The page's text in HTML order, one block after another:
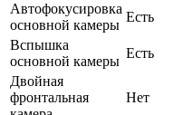
Автофокусировка
основной камеры
Есть
Вспышка
основной камеры
Есть
Двойная
фронтальная
Нет